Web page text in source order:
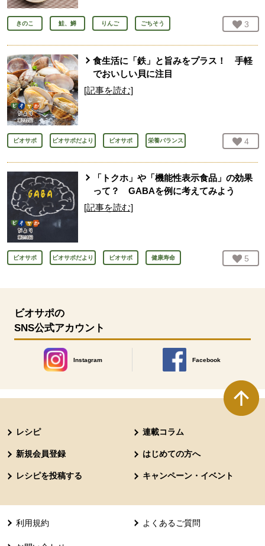
きのこ 鮭、鱒 りんご ごちそう お気
3
食生活に「鉄」と旨みをプラス！ 手軽
でおいしい貝に注目
[記事を読む]
ビオサポ ビオサポだより ビオサポ 栄養バランス お気
4
「トクホ」や「機能性表示食品」の効果
って？ GABAを例に考えてみよう
[記事を読む]
ビオサポ ビオサポだより ビオサポ 健康寿命 お気
5
ビオサポの
SNS公式アカウント
Instagram
別のウィンドウで開きます。
Facebook
別のウィンドウで開きます
レシピ 連載コラム
新規会員登録 はじめての方へ
レシピを投稿する キャンペーン・イベント
利用規約 よくあるご質問